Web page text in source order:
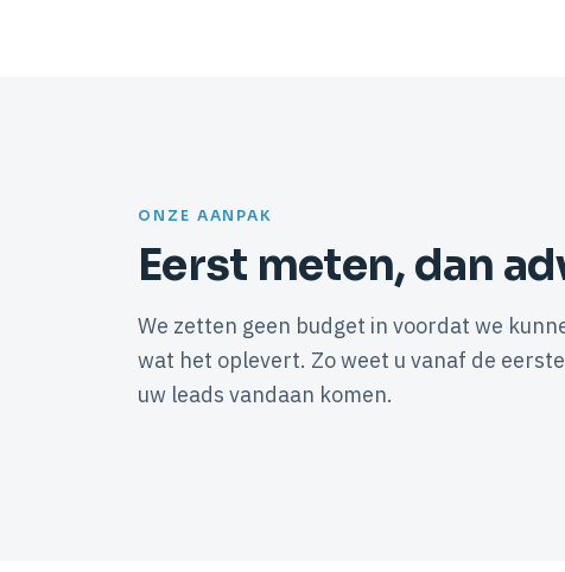
ONZE AANPAK
Eerst meten, dan
We zetten geen budget in voordat we
wat het oplevert. Zo weet u vanaf de
uw leads vandaan komen.